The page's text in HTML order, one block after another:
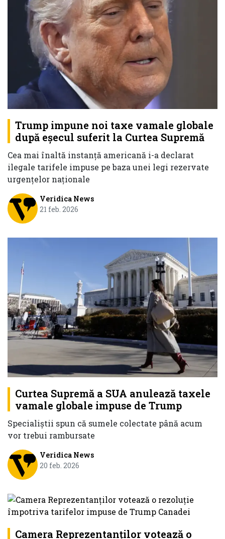
Trump impune noi taxe vamale globale
după eșecul suferit la Curtea Supremă
Cea mai înaltă instanță americană i-a declarat
ilegale tarifele impuse pe baza unei legi rezervate
urgențelor naționale
Veridica News
21 feb. 2026
Curtea Supremă a SUA anulează taxele
vamale globale impuse de Trump
Specialiștii spun că sumele colectate până acum
vor trebui rambursate
Veridica News
20 feb. 2026
Camera Reprezentanţilor votează o